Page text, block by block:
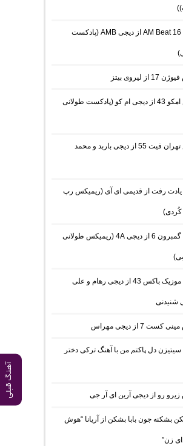
آهنگ قبلی
دانلود ریمیکس AM Beat 16 از دیجی AMB (پادکست
لیروی بیتز
دانلود ریمیکس امکو 43 از دیجی ام کو (پادکست طولانی
دانلود ریمیکس تهران فیت 55 از دیجی باربد و محمد
یادت رفت از قدیمی ای آی (ریمیکس رپ
کُردی)
دانلود ریمیکس گمبرون 6 از دیجی 4A (ریمیکس طولانی
دانلود ریمیکس موزیک باکس 43 از دیجی رهام و علی
شنیدنی
7 از دیجی مهراس
سیتیزن دل پاکتم من با آهنگ ترکی دختر
زیرو رو از دیجی آرین ای آر جی
بشکنه جون بابا بشکن از آریانا “هوش
زن”